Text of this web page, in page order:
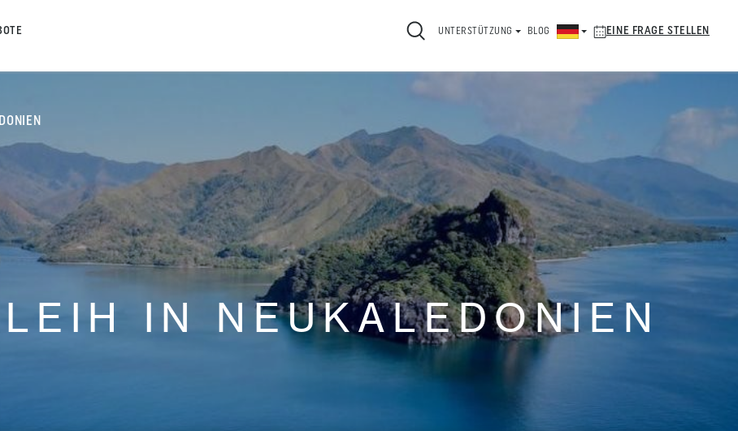
UNTERSTÜTZUNG BLOG EINE FRAGE STELLEN
IN NEUKALEDONIEN